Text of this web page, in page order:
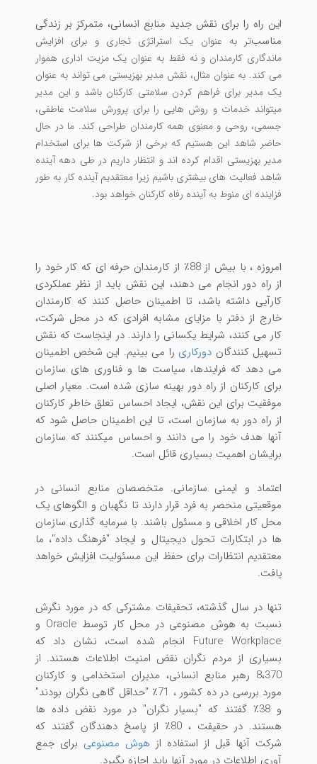
این راه را برای نقش جدید منابع انسانی، متمرکز بر زندگی
مناسب‌تر به عنوان یک استراتژی تجاری و برای افزایش
ماندگاری کارمندان و نه فقط به عنوان یک مزیت اداری هموار
می کند. به عنوان مثال، نقش مدیر بهزیستی می تواند به عنوان
یک مدیر برای فراهم کردن سلامتی کارکنان باشد و این مدیر
میتواند خدمات و روش هایی را برای پرورش سلامت عاطفی،
جسمی، روحی و معنوی همه کارمندان طراحی کند. ما در حال
حاضر شاهد این هستیم كه برخی از شركت ها برای استخدام
مدیر بهزیستی اقدام کرده اند و انتظار داریم در طی دهه آینده
شاهد فعالیت های بیشتری باشیم زیرا معتقدیم آینده كار به طور
فزاینده ای منوط به آینده رفاه كارکنان خواهد بود.
امروزه ، با بیش از 88٪ از کارمندان حرفه ای که کار خود را
از راه دور انجام می دهند، این نقش باید از نظر عملکردی
کارآیی داشته باشد، تا اطمینان حاصل کنند که کارمندان
خارج از دفتر با مزایای مشابه افرادی که در محل شرکت،
کار می کنند، شرایط یکسانی را دارند. در اینجاست که نقش
تسهیل کنندگان دورکاری را می بینیم. این شخص اطمینان
می دهد که فرایندها، سیاست ها و فناوری های سازمان
برای کارکنان از راه دور بهینه سازی شده است. معیار اصلی
موفقیت برای این نقش، ایجاد احساس تعلق خاطر کارکنان
از راه دور به سازمان است، تا این اطمینان حاصل شود که
آنها هدف خود را می دانند و احساس میکنند که سازمان
برایشان اهمیت بسیاری قائل است.
اعتماد و ایمنی سازمانی. متخصصان منابع انسانی در
موقعیتی منحصر به فرد قرار دارند تا نگهبان و الگوهای یک
محل کار اخلاقی و مسئول باشند. با سرمایه گذاری سازمان
ها در ابتکارات تحول دیجیتال و ایجاد "فرهنگ داده"، ما
معتقدیم انتظارات برای حفظ این مسئولیت افزایش خواهد
یافت.
تنها در سال گذشته، تحقیقات مشترکی که در مورد نگرش
نسبت به هوش مصنوعی در محل کار توسط Oracle و
Future Workplace انجام شده است، نشان داد که
بسیاری از مردم نگران نقض امنیت اطلاعات هستند. از
8،370 رهبر منابع انسانی، مدیران استخدامی و کارکنان
مورد بررسی در ده کشور ، 71٪ "حداقل گاهی نگران بودند"
و 38٪ گفتند که "بسیار نگران" در مورد نقض داده ها
هستند. در حقیقت ، 80٪ از پاسخ دهندگان گفتند كه
شركت آنها قبل از استفاده از هوش مصنوعی برای جمع